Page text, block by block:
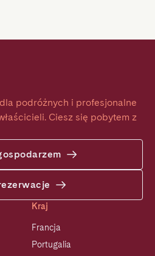
podróżnych i profesjonalne
Ciesz się pobytem z
Kraj
Francja
Portugalia